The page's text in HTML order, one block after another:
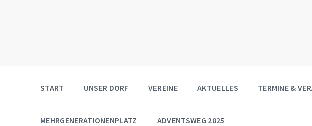
START UNSER DORF VEREINE AKTUELLES TERMINE &
MEHRGENERATIONENPLATZ ADVENTSWEG 2025